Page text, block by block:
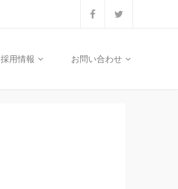
採用情報 お問い合わせ